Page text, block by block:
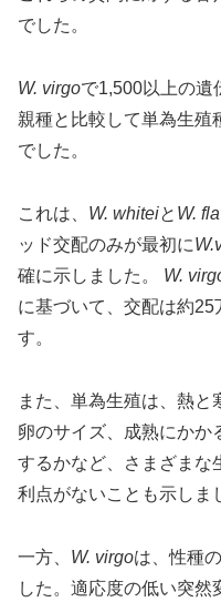
でした。
W. virgoで1,500以上の遺
親種と比較して単為生殖
でした。
これは、 W. whiteiと W.
ッド交配のみが最初に
確に示しました。 W.
に基づいて、交配は約25
す。
また、単為生殖は、熱と
卵のサイズ、成熟にかか
するかなど、さまざまな
利点がないことも示しま
一方、 W. virgoは、性種
した。適応度の低い突然